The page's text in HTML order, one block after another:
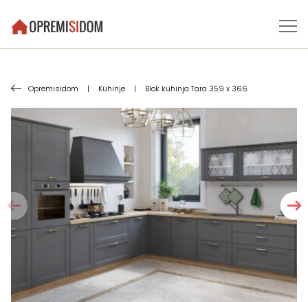
Opremisidom | Kuhinje | Blok kuhinja Tara 359 x 366